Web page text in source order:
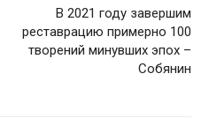
В 2021 году завершим
реставрацию примерно 100
творений минувших эпох –
Собянин